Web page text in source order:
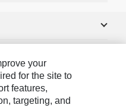
your
for the site to
features,
targeting, and